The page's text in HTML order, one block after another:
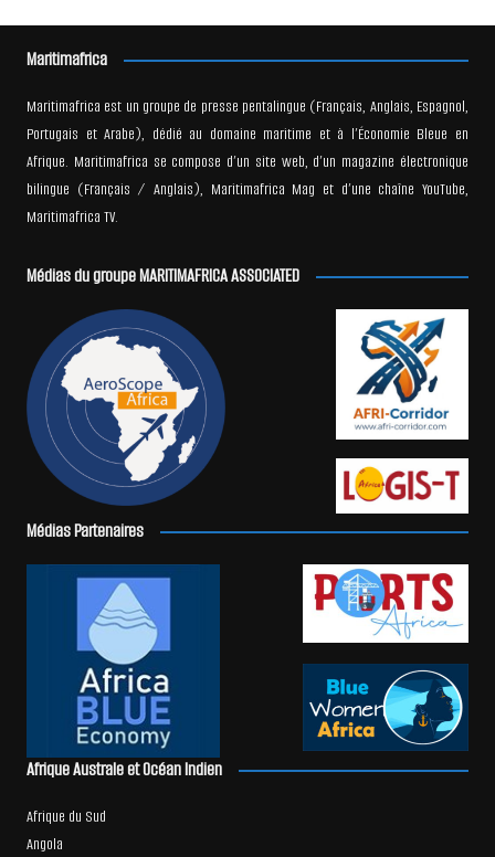
Maritimafrica
Maritimafrica est un groupe de presse pentalingue (Français, Anglais, Espagnol,
Portugais et Arabe), dédié au domaine maritime et à l’Économie Bleue en
Afrique. Maritimafrica se compose d’un site web, d’un magazine électronique
bilingue (Français / Anglais), Maritimafrica Mag et d’une chaîne YouTube,
Maritimafrica TV.
Médias du groupe MARITIMAFRICA ASSOCIATED
Médias Partenaires
Afrique Australe et Océan Indien
Afrique du Sud
Angola